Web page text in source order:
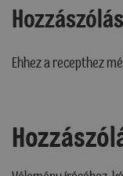
Ehhez a recepthez